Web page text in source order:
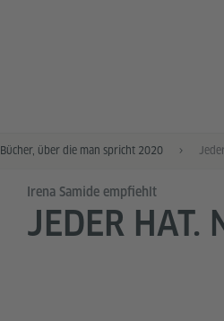
Bücher, über die man spricht 2020
Irena Samide empfiehlt
JEDER HAT.